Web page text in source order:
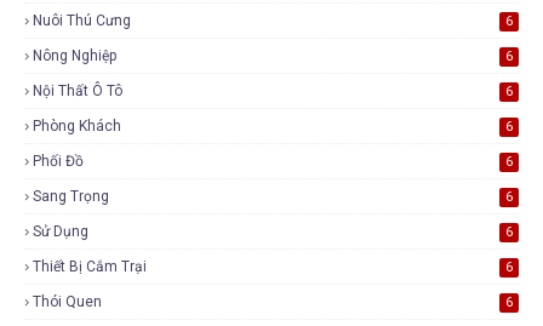
Nuôi Thú Cưng 6
Nông Nghiệp 6
Nội Thất Ô Tô 6
Phòng Khách 6
Phối Đồ 6
Sang Trọng 6
Sử Dụng 6
Thiết Bị Cắm Trại 6
Thói Quen 6